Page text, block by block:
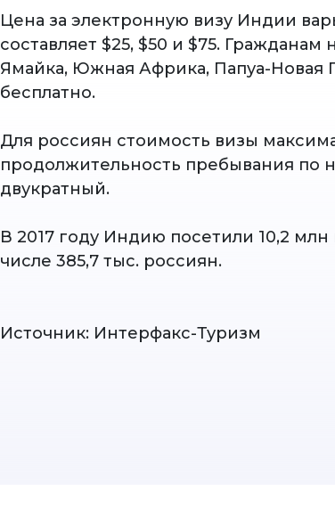
Цена за электронную визу Индии
составляет $25, $50 и $75.
Ямайка, Южная Африка, Папуа-Новая
бесплатно.
Для россиян стоимость визы
продолжительность пребывания по
двукратный.
В 2017 году Индию посетили 10,2
числе 385,7 тыс. россиян.
Источник: Интерфакс-Туризм